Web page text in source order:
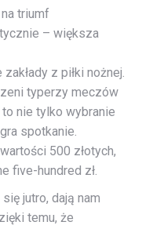
triumf
– większa
z piłki nożnej.
typerzy meczów
nie tylko wybranie
spotkanie.
500 złotych,
five-hundred zł.
jutro, dają nam
temu, że